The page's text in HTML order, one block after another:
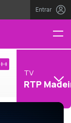
Entrar
TV
RTP